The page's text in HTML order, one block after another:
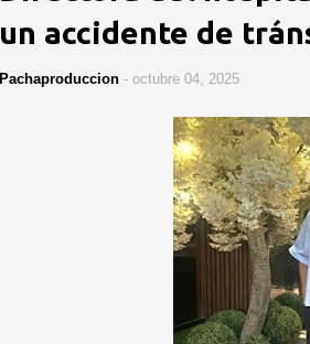
un accidente de
Pachaproduccion - octubre 04, 2025